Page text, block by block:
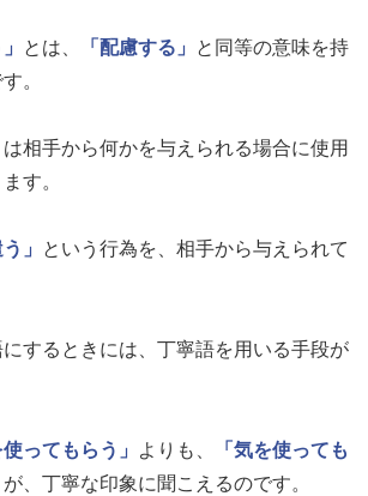
とは、 「配慮する」
と同等の意味を持
。
は相手から何かを与えられる場合に使用
す。
」
という行為を、相手から与えられて
するときには、丁寧語を用いる手段が
使ってもらう」 よりも、
「気を使っても
、丁寧な印象に聞こえるのです。